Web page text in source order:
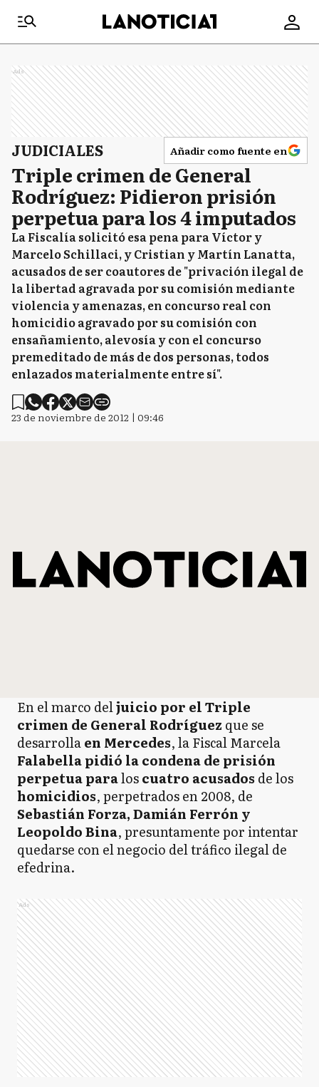
Ads
JUDICIALES Añadir como fuente en
Triple crimen de General
Rodríguez: Pidieron prisión
perpetua para los 4 imputados
La Fiscalía solicitó esa pena para Víctor y
Marcelo Schillaci, y Cristian y Martín Lanatta,
acusados de ser coautores de "privación ilegal de
la libertad agravada por su comisión mediante
violencia y amenazas, en concurso real con
homicidio agravado por su comisión con
ensañamiento, alevosía y con el concurso
premeditado de más de dos personas, todos
enlazados materialmente entre sí".
23 de noviembre de 2012 | 09:46
En el marco deljuicio por el Triple
crimen de General Rodríguez que se
desarrollaen Mercedes, la Fiscal Marcela
Falabella pidió la condena de prisión
perpetua paraloscuatro acusados de los
homicidios, perpetrados en 2008, de
Sebastián Forza, Damián Ferrón y
Leopoldo Bina, presuntamente por intentar
quedarse con el negocio del tráfico ilegal de
efedrina.
Ads